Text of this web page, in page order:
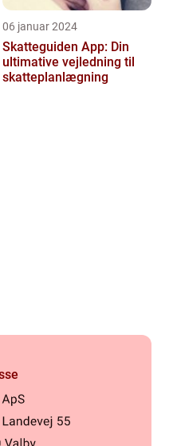
06 januar 2024
Skatteguiden App: Din
ultimative vejledning til
skatteplanlægning